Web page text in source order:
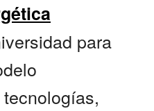
para